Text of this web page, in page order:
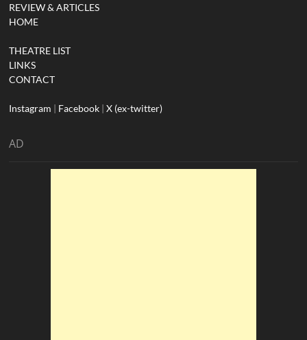
REVIEW & ARTICLES
HOME
THEATRE LIST
LINKS
CONTACT
Instagram | Facebook |X (ex-twitter)
AD